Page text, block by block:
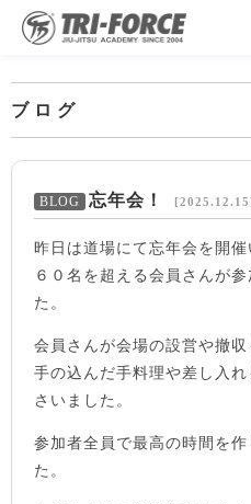
ブログ
忘年会！ [2025.12.15]
昨日は道場にて忘年会を開催
６０名を超える会員さんが
た。
会員さんが会場の設営や撤収
手の込んだ手料理や差し入
さいました。
参加者全員で最高の時間を
た。